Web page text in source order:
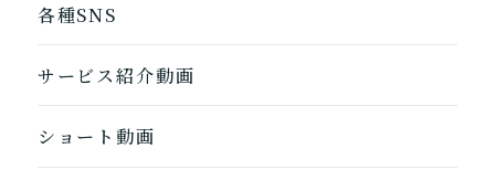
各種SNS
サービス紹介動画
ショート動画